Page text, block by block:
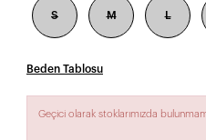
S M L
Beden Tablosu
Geçici olarak stoklarımızda